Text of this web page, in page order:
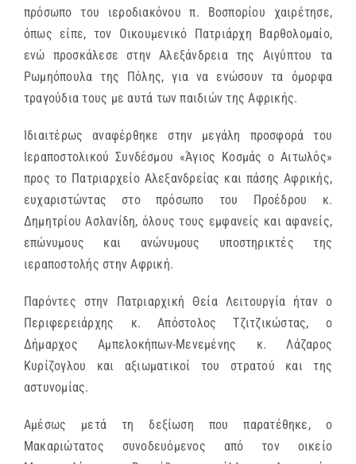
πρόσωπο του ιεροδιακόνου π. Βοσπορίου χαιρέτησε,
όπως είπε, τον Οικουμενικό Πατριάρχη Βαρθολομαίο,
ενώ προσκάλεσε στην Αλεξάνδρεια της Αιγύπτου τα
Ρωμηόπουλα της Πόλης, για να ενώσουν τα όμορφα
τραγούδια τους με αυτά των παιδιών της Αφρικής.
Ιδιαιτέρως αναφέρθηκε στην μεγάλη προσφορά του
Ιεραποστολικού Συνδέσμου «Άγιος Κοσμάς ο Αιτωλός»
προς το Πατριαρχείο Αλεξανδρείας και πάσης Αφρικής,
ευχαριστώντας στο πρόσωπο του Προέδρου κ.
Δημητρίου Ασλανίδη, όλους τους εμφανείς και αφανείς,
επώνυμους και ανώνυμους υποστηρικτές της
ιεραποστολής στην Αφρική.
Παρόντες στην Πατριαρχική Θεία Λειτουργία ήταν ο
Περιφερειάρχης κ. Απόστολος Τζιτζικώστας, ο
Δήμαρχος Αμπελοκήπων-Μενεμένης κ. Λάζαρος
Κυρίζογλου και αξιωματικοί του στρατού και της
αστυνομίας.
Αμέσως μετά τη δεξίωση που παρατέθηκε, ο
Μακαριώτατος συνοδευόμενος από τον οικείο